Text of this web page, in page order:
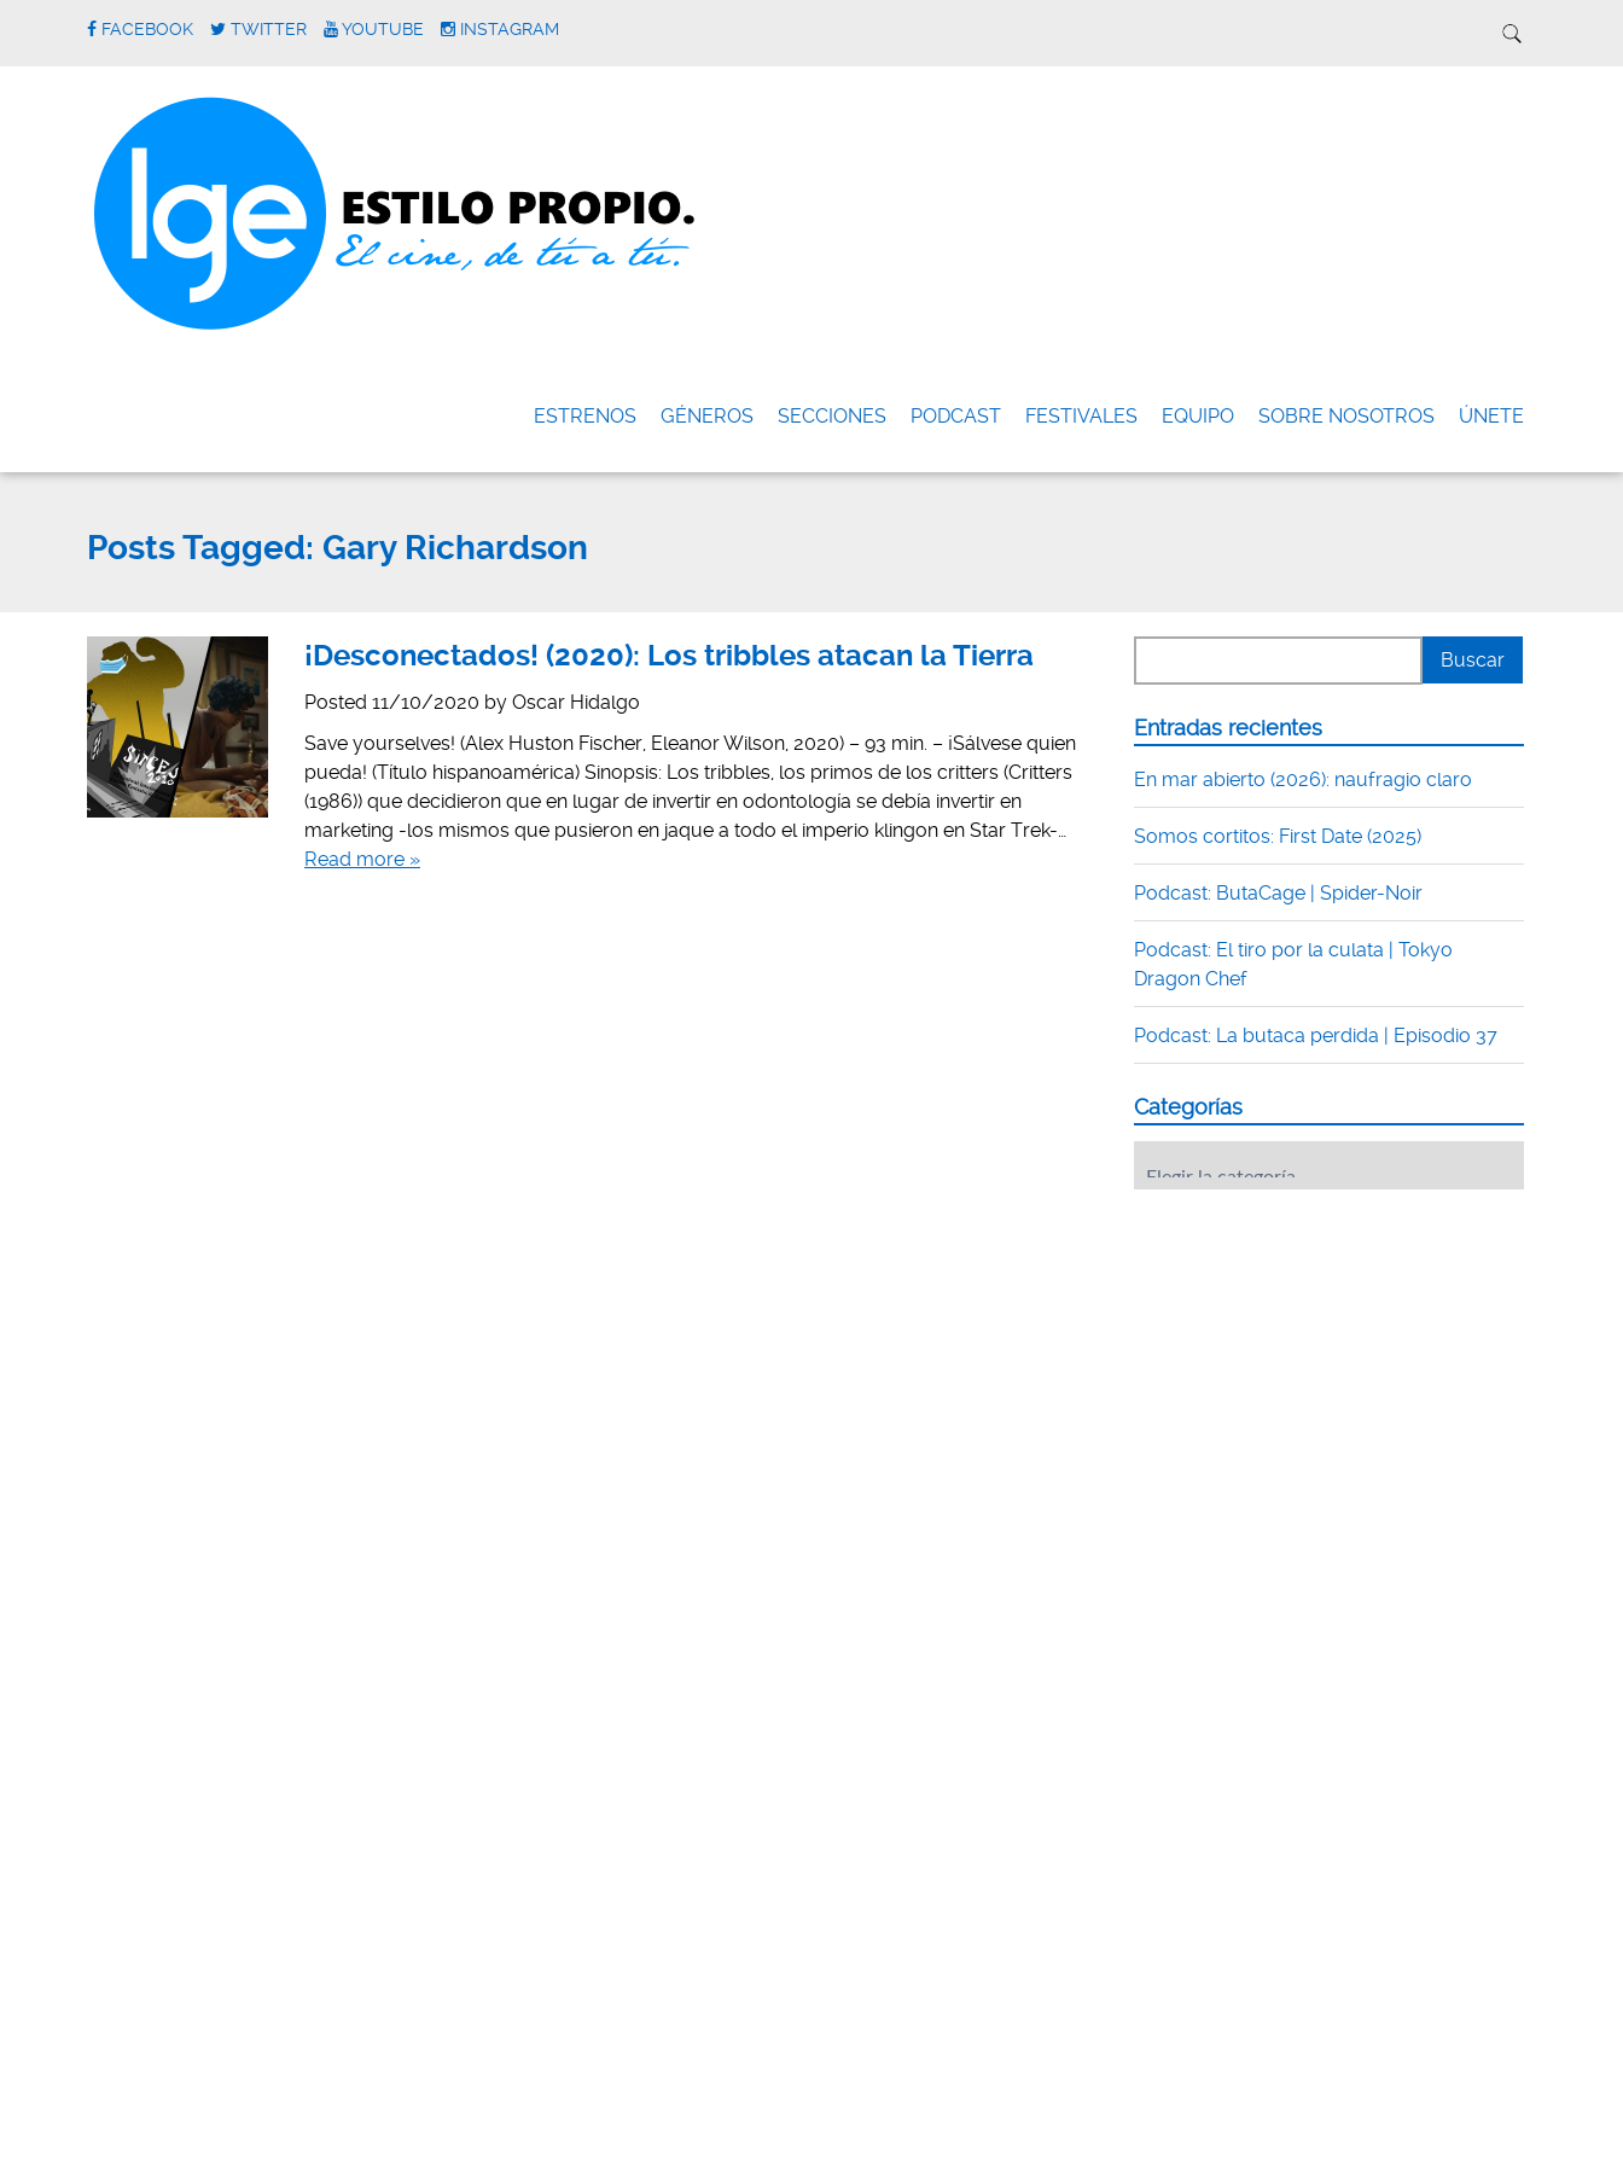
FACEBOOK TWITTER YOUTUBE INSTAGRAM
ESTRENOS GÉNEROS SECCIONES PODCAST FESTIVALES EQUIPO SOBRE NOSOTROS ÚNETE
Posts Tagged: Gary Richardson
¡Desconectados! (2020): Los tribbles atacan la Tierra
Posted 11/10/2020 by Oscar Hidalgo
Save yourselves! (Alex Huston Fischer, Eleanor Wilson, 2020) – 93 min. – ¡Sálvese quien
pueda! (Título hispanoamérica) Sinopsis: Los tribbles, los primos de los critters (Critters
(1986)) que decidieron que en lugar de invertir en odontología se debía invertir en
marketing -los mismos que pusieron en jaque a todo el imperio klingon en Star Trek-…
Read more »
Entradas recientes
En mar abierto (2026): naufragio claro
Somos cortitos: First Date (2025)
Podcast: ButaCage | Spider-Noir
Podcast: El tiro por la culata | Tokyo
Dragon Chef
Podcast: La butaca perdida | Episodio 37
Categorías